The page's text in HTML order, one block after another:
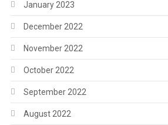
January 2023
December 2022
November 2022
October 2022
September 2022
August 2022